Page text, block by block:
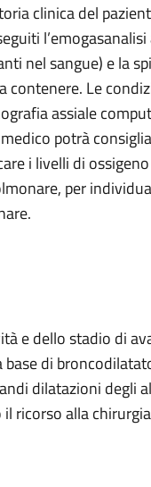
clinica del
nel sangue) e la
contenere. Le
assiale
potrà
i livelli di
per
e dello stadio di
di
dilatazioni degli
ricorso alla